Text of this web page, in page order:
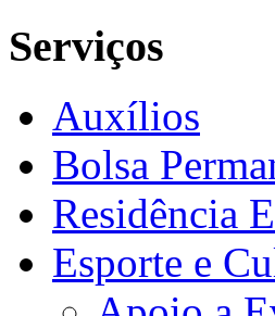
Serviços
Auxílios
Bolsa
Residência
Esporte e